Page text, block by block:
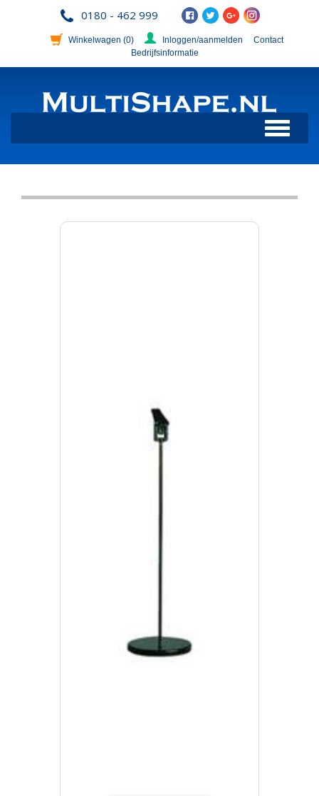
0180 - 462 999
Winkelwagen (0) Inloggen/aanmelden
Contact
Bedrijfsinformatie
Toggle
navigation